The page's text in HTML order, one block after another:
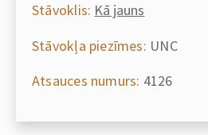
Stāvoklis: Kā jauns
Stāvokļa piezīmes: UNC
Atsauces numurs: 4126